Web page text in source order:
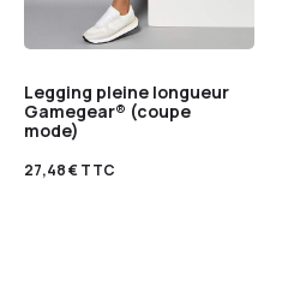
Legging pleine longueur
Gamegear® (coupe
mode)
27,48€TTC